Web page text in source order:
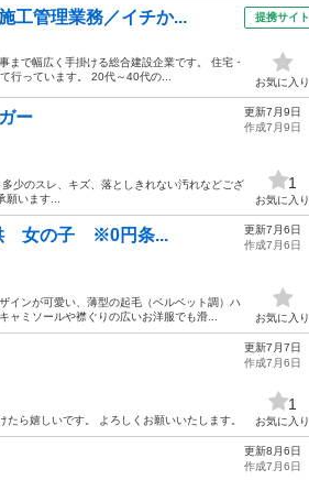
工管理業務／イチか...
で幅広く手掛ける総合建設企業です。 住宅・
行っています。 20代～40代の...
提携サイト
お気に入り
ー
のスレ、キズ、落としきれない汚れなどござ
います...
更新7月9日
作成7月9日
1
お気に入り
供 女の子 ※0円条...
ンが可愛い、薄型の起毛（ベルベット調）ハ
ャミソールや襟ぐりの広いお洋服でも滑...
更新7月6日
作成7月6日
お気に入り
ら嬉しいです。 よろしくお願いいたします。
更新7月7日
作成7月6日
1
お気に入り
更新8月6日
作成7月6日